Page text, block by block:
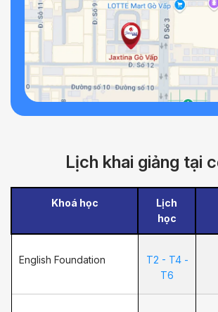
Lịch khai giảng tại
Khoá học
Lịch
học
English Foundation
T2 - T4 -
T6